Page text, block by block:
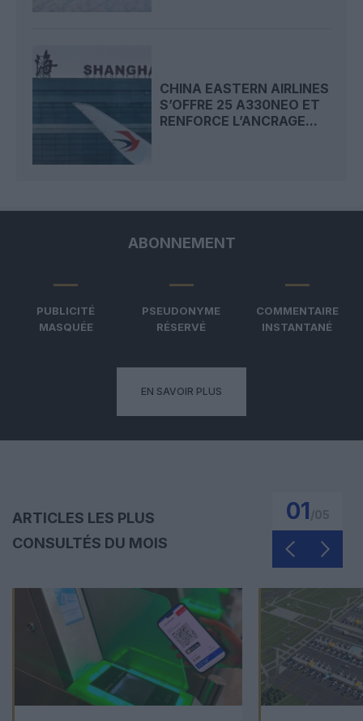
CHINA EASTERN AIRLINES
S’OFFRE 25 A330NEO ET
RENFORCE L’ANCRAGE...
ABONNEMENT
PUBLICITÉ
MASQUÉE
PSEUDONYME
RÉSERVÉ
COMMENTAIRE
INSTANTANÉ
EN SAVOIR PLUS
ARTICLES LES PLUS
CONSULTÉS DU MOIS
01